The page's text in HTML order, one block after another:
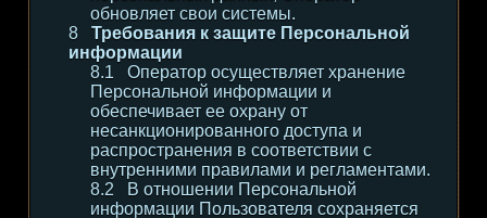
обновляет свои системы.
Требования к защите Персональной
информации
Оператор осуществляет хранение
Персональной информации и
обеспечивает ее охрану от
несанкционированного доступа и
распространения в соответствии с
внутренними правилами и регламентами.
В отношении Персональной
информации Пользователя сохраняется